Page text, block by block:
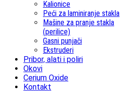
Kalionice
Peći za laminiranje stakla
Mašine za pranje stakla
(perilice)
Gasni punjači
Ekstruderi
Pribor, alati i poliri
Okovi
Cerium Oxide
Kontakt